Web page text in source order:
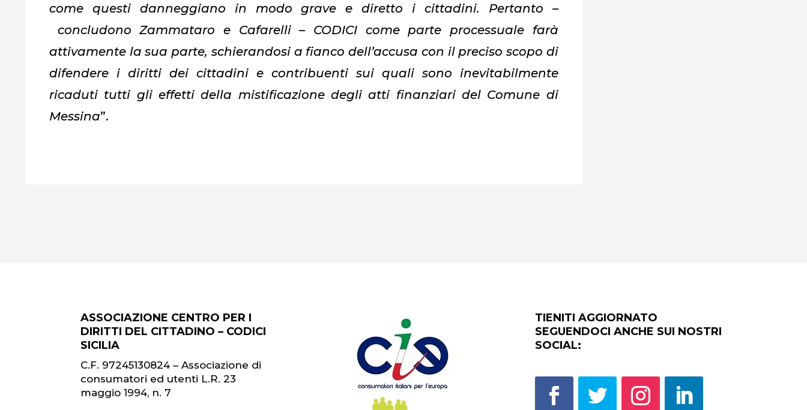
come questi danneggiano in modo grave e diretto i cittadini. Pertanto –
concludono Zammataro e Cafarelli – CODICI come parte processuale farà
attivamente la sua parte, schierandosi a fianco dell’accusa con il preciso scopo di
difendere i diritti dei cittadini e contribuenti sui quali sono inevitabilmente
ricaduti tutti gli effetti della mistificazione degli atti finanziari del Comune di
Messina”.
ASSOCIAZIONE CENTRO PER I
DIRITTI DEL CITTADINO – CODICI
SICILIA
C.F. 97245130824 – Associazione di
consumatori ed utenti L.R. 23
maggio 1994, n. 7
TIENITI AGGIORNATO
SEGUENDOCI ANCHE SUI NOSTRI
SOCIAL: